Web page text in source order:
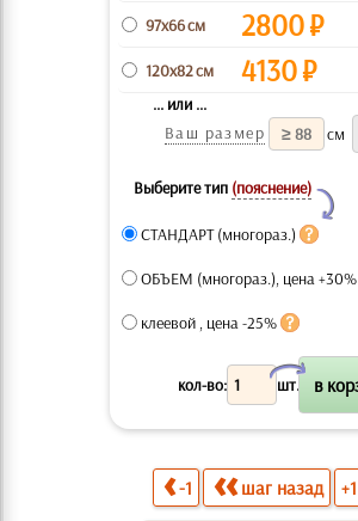
97x66 см 2800₽
120x82 см 4130₽
... или ...
Ваш размер
см
Выберите тип (пояснение)
Y
СТАНДАРТ (многораз.)
ОБЪЕМ (многораз.), цена +30%
клеевой , цена -25%
кол-во: шт.
X
-1 шаг назад +1